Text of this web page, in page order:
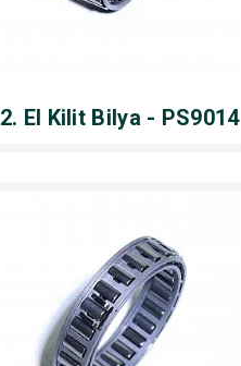
2. El Kilit Bilya - PS9014